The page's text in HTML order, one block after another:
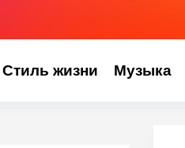
Стиль жизни Музыка